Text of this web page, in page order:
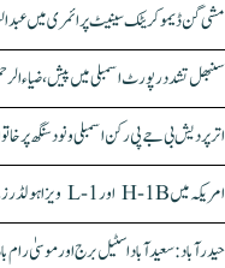
مشی گن ڈیموکریٹک سینیٹ پرائمری میں
سنبھل تشدد رپورٹ اسمبلی میں پیش، ضیاء
اتر پردیش بی جے پی رکن اسمبلی ونود سنگھ پر
امریکہ میں H-1B اور L-1 ویزا ہولڈرز کے لیے بڑی راحت، اب ملک چھوڑے بغیر ویزا تجدید ممکن
حیدرآباد: سعیدآباد اسٹیل برج اور موسیٰ رام